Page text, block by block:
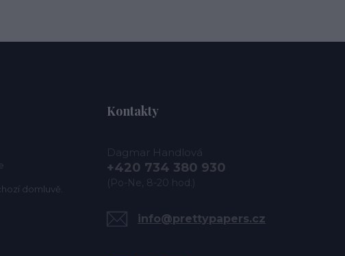
domluvě.
Kontakty
Dagmar Handlová
+420 734 380 930
(Po-Ne, 8-20 hod.)
info@prettypapers.cz